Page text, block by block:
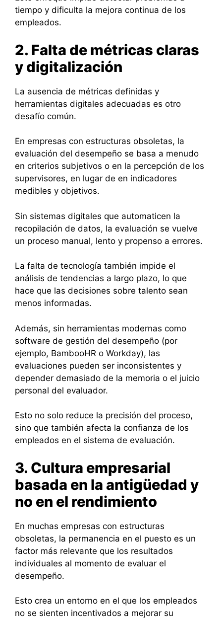
tiempo y dificulta la mejora continua de los
empleados.
2. Falta de métricas claras
y digitalización
La ausencia de métricas definidas y
herramientas digitales adecuadas es otro
desafío común.
En empresas con estructuras obsoletas, la
evaluación del desempeño se basa a menudo
en criterios subjetivos o en la percepción de los
supervisores, en lugar de en indicadores
medibles y objetivos.
Sin sistemas digitales que automaticen la
recopilación de datos, la evaluación se vuelve
un proceso manual, lento y propenso a errores.
La falta de tecnología también impide el
análisis de tendencias a largo plazo, lo que
hace que las decisiones sobre talento sean
menos informadas.
Además, sin herramientas modernas como
software de gestión del desempeño (por
ejemplo, BambooHR o Workday), las
evaluaciones pueden ser inconsistentes y
depender demasiado de la memoria o el juicio
personal del evaluador.
Esto no solo reduce la precisión del proceso,
sino que también afecta la confianza de los
empleados en el sistema de evaluación.
3. Cultura empresarial
basada en la antigüedad y
no en el rendimiento
En muchas empresas con estructuras
obsoletas, la permanencia en el puesto es un
factor más relevante que los resultados
individuales al momento de evaluar el
desempeño.
Esto crea un entorno en el que los empleados
no se sienten incentivados a mejorar su